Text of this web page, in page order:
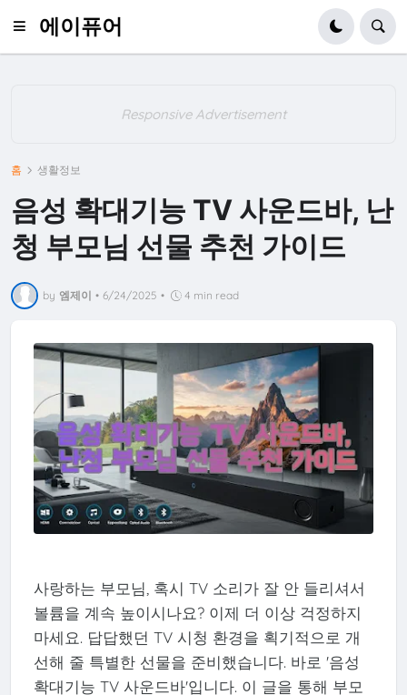
에이퓨어
Responsive Advertisement
홈 생활정보
음성 확대기능 TV 사운드바, 난
청 부모님 선물 추천 가이드
by 엠제이 • 6/24/2025 • 4 min read
사랑하는 부모님, 혹시 TV 소리가 잘 안 들리셔서
볼륨을 계속 높이시나요? 이제 더 이상 걱정하지
마세요. 답답했던 TV 시청 환경을 획기적으로 개
선해 줄 특별한 선물을 준비했습니다. 바로 '음성
확대기능 TV 사운드바'입니다. 이 글을 통해 부모